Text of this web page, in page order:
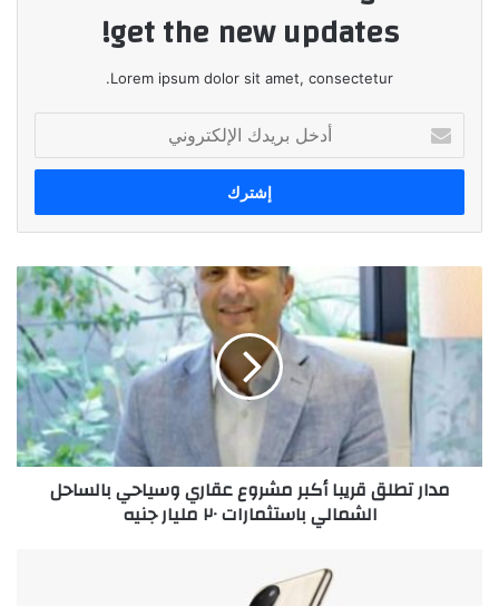
get the new updates!
Lorem ipsum dolor sit amet, consectetur.
بريدك
الإلكتروني
أكبر
عقاري
وسياحي
بالساحل
الشمالي
باستثماراتمدار تطلق قريبا أكبر مشروع عقاري وسياحي بالساحل
الشمالي باستثمارات ٢٠ مليار جنيه